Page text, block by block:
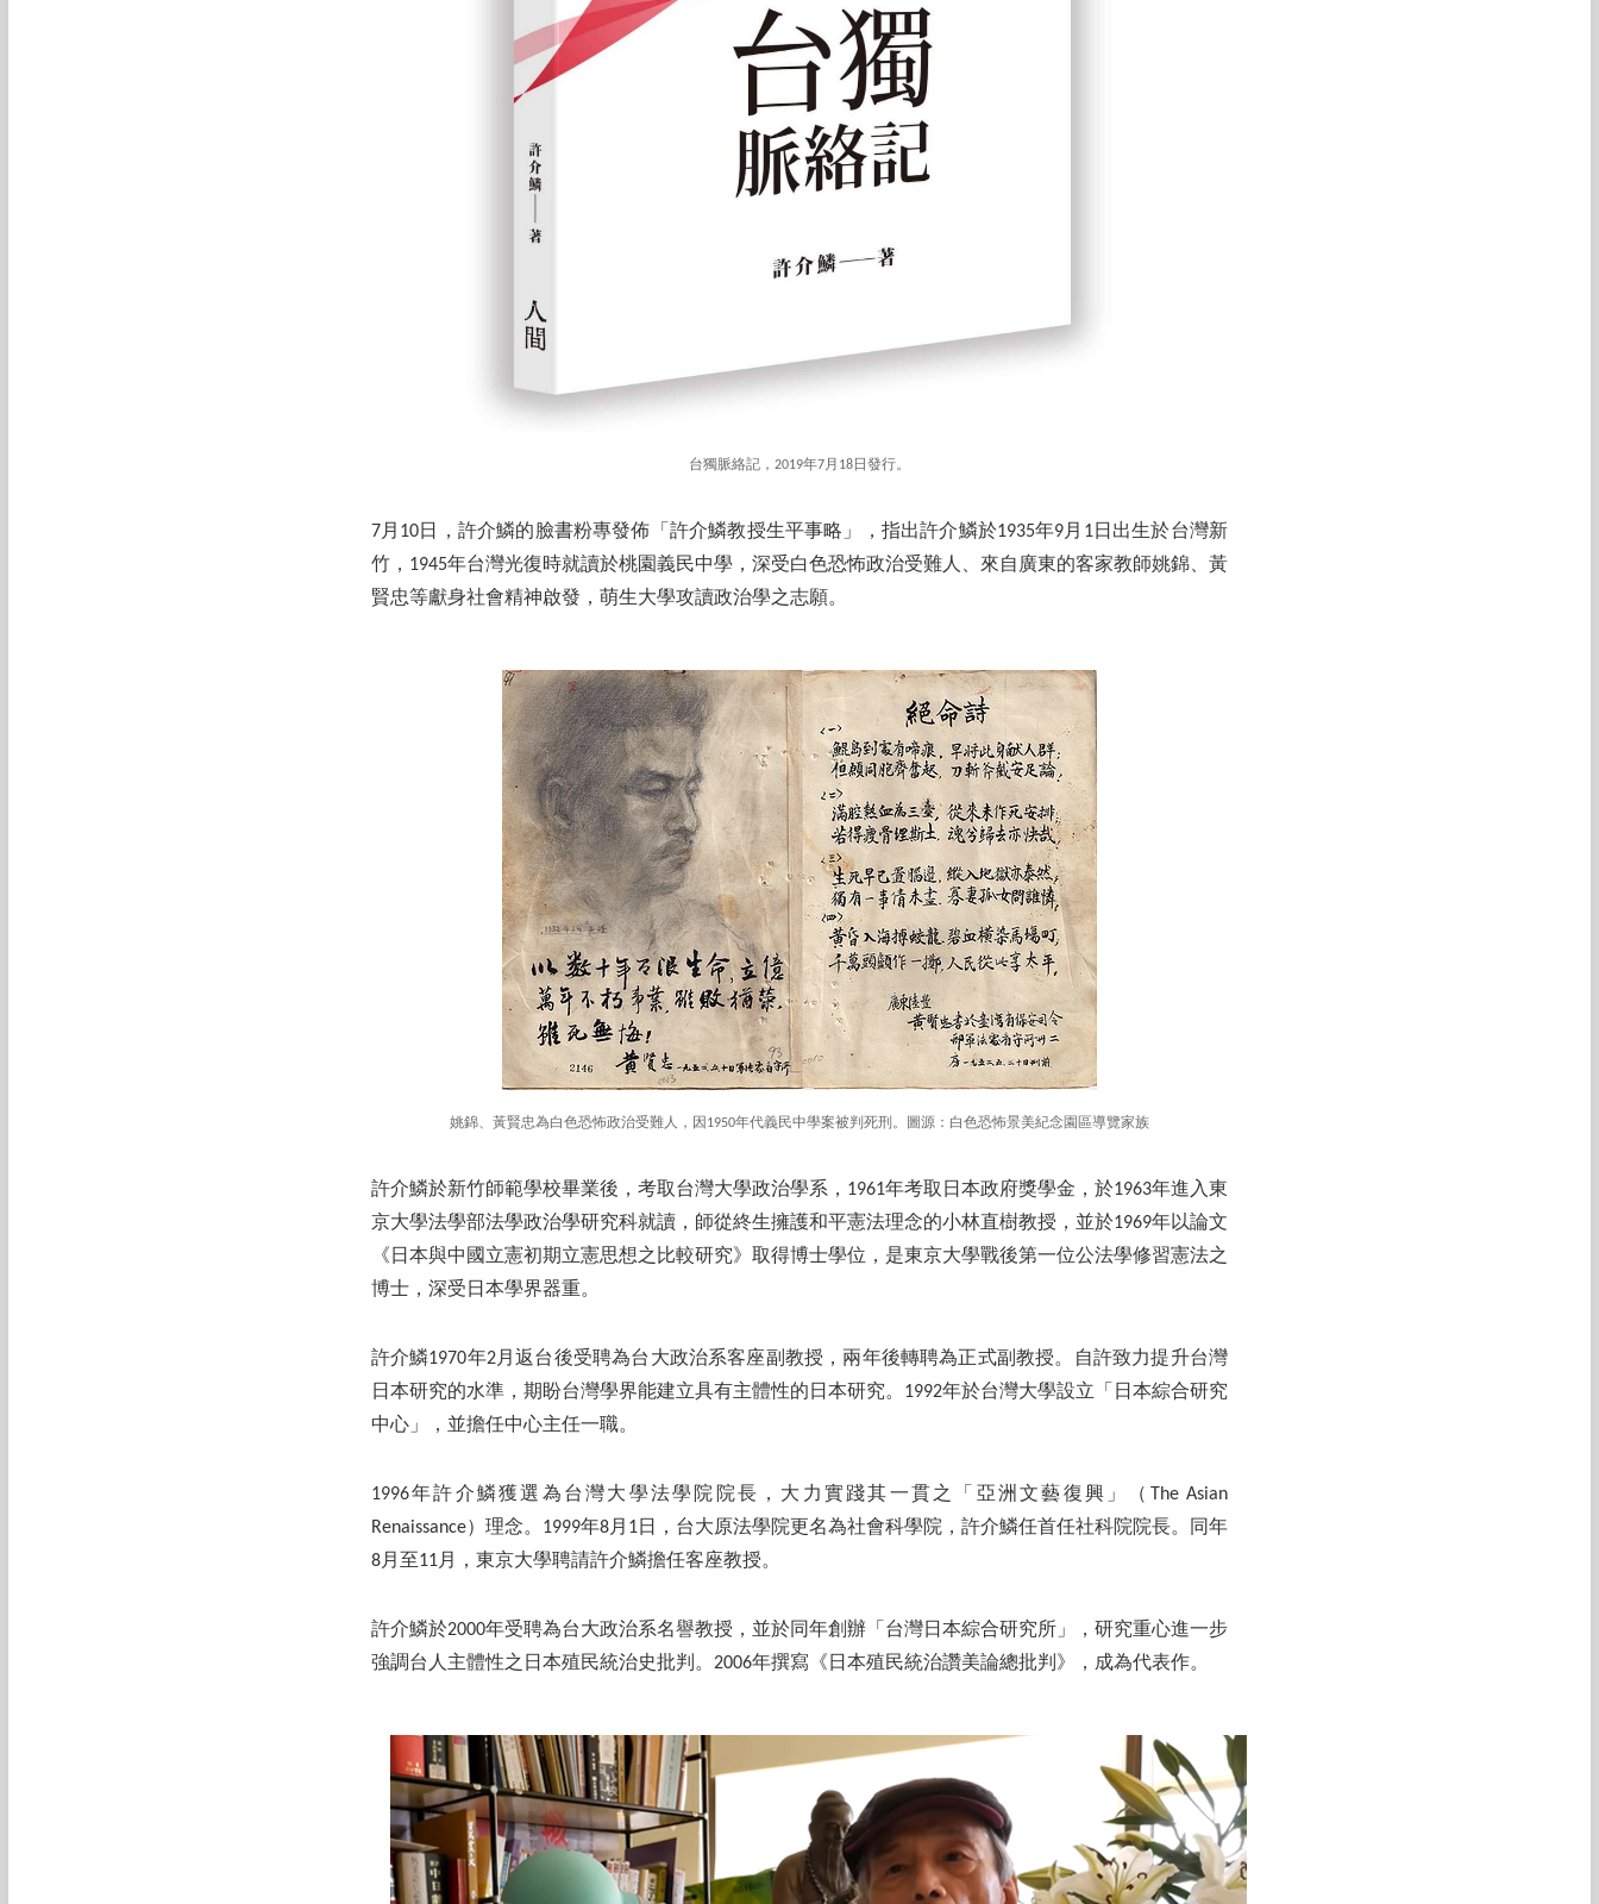
台獨脈絡記，2019年7月18日發行。
7月10日，許介鱗的臉書粉專發佈「許介鱗教授生平事略」，指出許介鱗於1935年9月1日出生於台灣新
竹，1945年台灣光復時就讀於桃園義民中學，深受白色恐怖政治受難人、來自廣東的客家教師姚錦、黃
賢忠等獻身社會精神啟發，萌生大學攻讀政治學之志願。
姚錦、黃賢忠為白色恐怖政治受難人，因1950年代義民中學案被判死刑。圖源：白色恐怖景美紀念園區導覽家族
許介鱗於新竹師範學校畢業後，考取台灣大學政治學系，1961年考取日本政府獎學金，於1963年進入東
京大學法學部法學政治學研究科就讀，師從終生擁護和平憲法理念的小林直樹教授，並於1969年以論文
《日本與中國立憲初期立憲思想之比較研究》取得博士學位，是東京大學戰後第一位公法學修習憲法之
博士，深受日本學界器重。
許介鱗1970年2月返台後受聘為台大政治系客座副教授，兩年後轉聘為正式副教授。自許致力提升台灣
日本研究的水準，期盼台灣學界能建立具有主體性的日本研究。1992年於台灣大學設立「日本綜合研究
中心」，並擔任中心主任一職。
1996年許介鱗獲選為台灣大學法學院院長，大力實踐其一貫之「亞洲文藝復興」（The Asian
Renaissance）理念。1999年8月1日，台大原法學院更名為社會科學院，許介鱗任首任社科院院長。同年
8月至11月，東京大學聘請許介鱗擔任客座教授。
許介鱗於2000年受聘為台大政治系名譽教授，並於同年創辦「台灣日本綜合研究所」，研究重心進一步
強調台人主體性之日本殖民統治史批判。2006年撰寫《日本殖民統治讚美論總批判》，成為代表作。